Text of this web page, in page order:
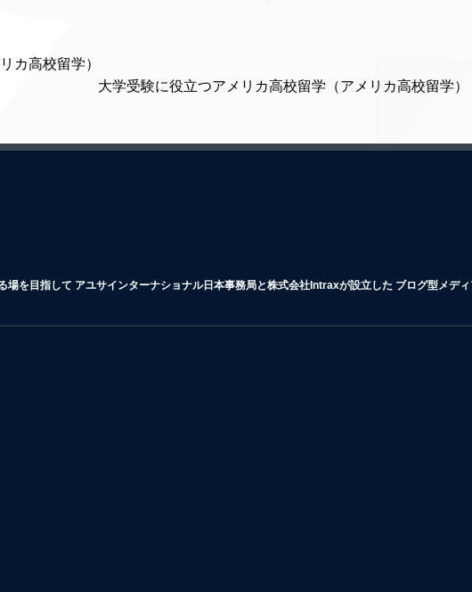
カ高校留学）
大学受験に役立つアメリカ高校留学（アメリカ高校留学）
場を目指して アユサインターナショナル日本事務局と株式会社Intraxが設立した ブログ型メデ